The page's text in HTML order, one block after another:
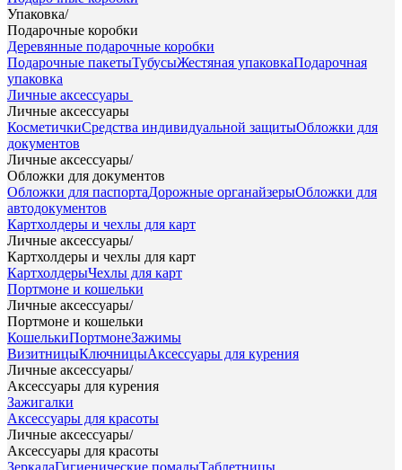
Упаковка/
Подарочные коробки
Деревянные подарочные коробки
Подарочные пакетыТубусыЖестяная упаковкаПодарочная
упаковка
Личные аксессуары
Личные аксессуары
КосметичкиСредства индивидуальной защитыОбложки для
документов
Личные аксессуары/
Обложки для документов
Обложки для паспортаДорожные органайзерыОбложки для
автодокументов
Картхолдеры и чехлы для карт
Личные аксессуары/
Картхолдеры и чехлы для карт
КартхолдерыЧехлы для карт
Портмоне и кошельки
Личные аксессуары/
Портмоне и кошельки
КошелькиПортмонеЗажимы
ВизитницыКлючницыАксессуары для курения
Личные аксессуары/
Аксессуары для курения
Зажигалки
Аксессуары для красоты
Личные аксессуары/
Аксессуары для красоты
ЗеркалаГигиенические помадыТаблетницы